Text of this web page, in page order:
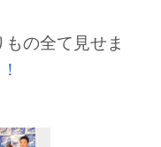
の全て見せま